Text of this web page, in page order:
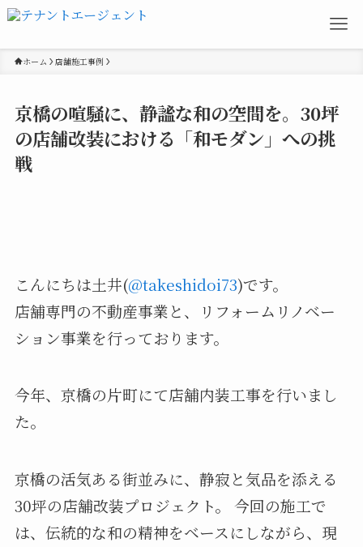
ホーム 店舗施工事例
京橋の喧騒に、静謐な和の空間を。30坪
の店舗改装における「和モダン」への挑
戦
こんにちは土井(@takeshidoi73)です。
店舗専門の不動産事業と、リフォームリノベー
ション事業を行っております。
今年、京橋の片町にて店舗内装工事を行いまし
た。
京橋の活気ある街並みに、静寂と気品を添える
30坪の店舗改装プロジェクト。 今回の施工で
は、伝統的な和の精神をベースにしながら、現